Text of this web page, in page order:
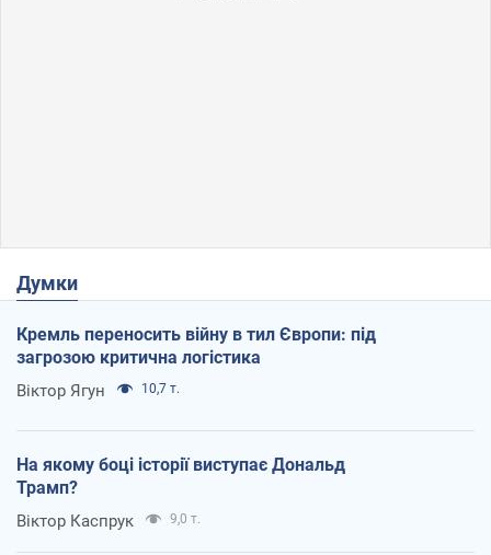
Думки
Кремль переносить війну в тил Європи: під
загрозою критична логістика
Віктор Ягун 10,7 т.
На якому боці історії виступає Дональд
Трамп?
Віктор Каспрук 9,0 т.